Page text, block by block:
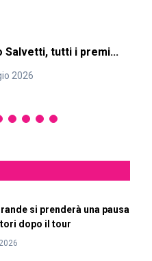
Salvetti, tutti i premi...
2026
si prenderà una pausa
dopo il tour